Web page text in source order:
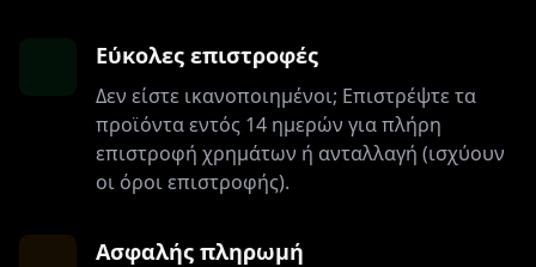
Εύκολες επιστροφές
Δεν είστε ικανοποιημένοι; Επιστρέψτε τα
προϊόντα εντός 14 ημερών για πλήρη
επιστροφή χρημάτων ή ανταλλαγή (ισχύουν
οι όροι επιστροφής).
Ασφαλής πληρωμή